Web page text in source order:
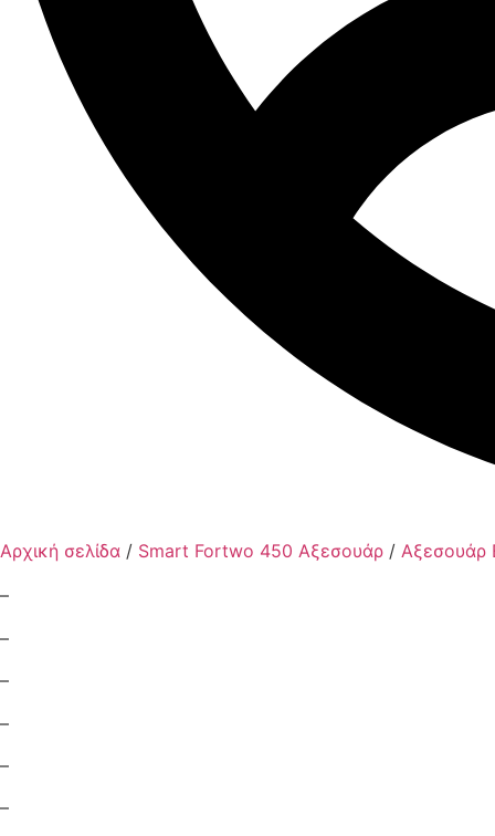
Αρχική σελίδα / Smart Fortwo 450 Αξεσουάρ / Αξεσουάρ
–
–
–
–
–
–